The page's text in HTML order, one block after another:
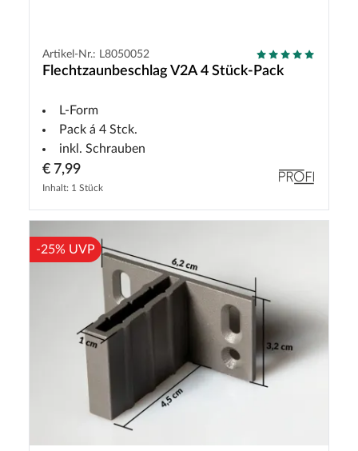
Artikel-Nr.: L8050052
Flechtzaunbeschlag V2A 4 Stück-Pack
L-Form
Pack á 4 Stck.
inkl. Schrauben
€ 7,99
Inhalt: 1 Stück
-25% UVP